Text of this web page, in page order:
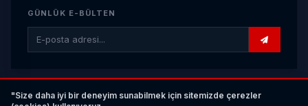
GÜNLÜK E-BÜLTEN
"Size daha iyi bir deneyim sunabilmek için sitemizde çerezler